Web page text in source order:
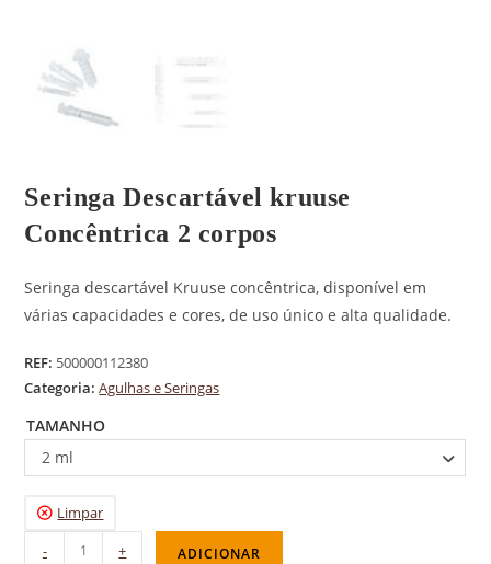
Seringa Descartável kruuse
Concêntrica 2 corpos
Seringa descartável Kruuse concêntrica, disponível em
várias capacidades e cores, de uso único e alta qualidade.
REF: 500000112380
Categoria:Agulhas e Seringas
TAMANHO
2 ml
Limpar
-
+ ADICIONAR